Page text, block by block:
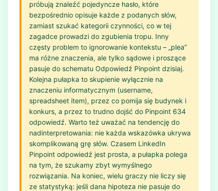
próbują znaleźć pojedyncze hasło, które
bezpośrednio opisuje każde z podanych słów,
zamiast szukać kategorii czynności, co w tej
zagadce prowadzi do zgubienia tropu. Inny
częsty problem to ignorowanie kontekstu – „plea”
ma różne znaczenia, ale tylko sądowe i proszące
pasuje do schematu Odpowiedź Pinpoint dzisiaj.
Kolejna pułapka to skupienie wyłącznie na
znaczeniu informatycznym (username,
spreadsheet item), przez co pomija się budynek i
konkurs, a przez to trudno dojść do Pinpoint 634
odpowiedź. Warto też uważać na tendencję do
nadinterpretowania: nie każda wskazówka ukrywa
skomplikowaną grę słów. Czasem LinkedIn
Pinpoint odpowiedź jest prosta, a pułapka polega
na tym, że szukamy zbyt wymyślnego
rozwiązania. Na koniec, wielu graczy nie liczy się
ze statystyką: jeśli dana hipoteza nie pasuje do